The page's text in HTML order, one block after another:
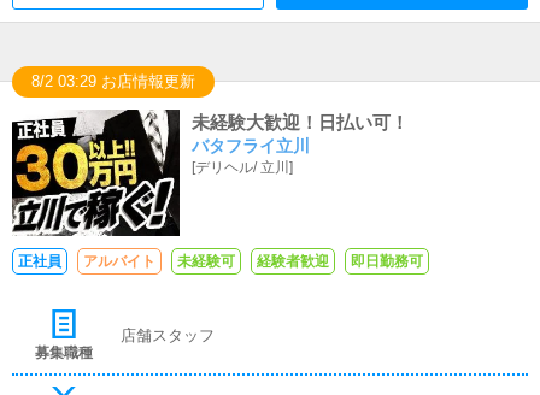
8/2 03:29 お店情報更新
未経験大歓迎！日払い可！
バタフライ立川
[デリヘル/ 立川]
正社員 アルバイト 未経験可 経験者歓迎 即日勤務可
募集職種
店舗スタッフ